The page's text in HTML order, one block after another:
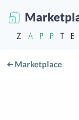
Marketplace